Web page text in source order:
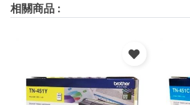
相關商品 :